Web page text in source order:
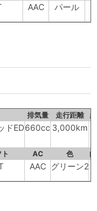
AAC パール
排気量 走行距離
ドED660cc 3,000km
AC 色
AAC グリーン2